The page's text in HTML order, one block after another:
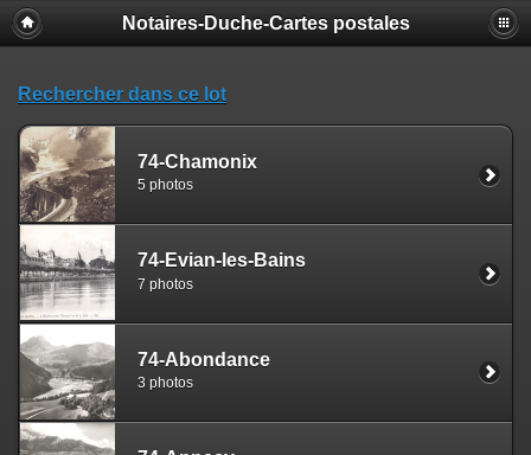
Notaires-Duche-Cartes postales
Rechercher dans ce lot
74-Chamonix
5 photos
74-Evian-les-Bains
7 photos
74-Abondance
3 photos